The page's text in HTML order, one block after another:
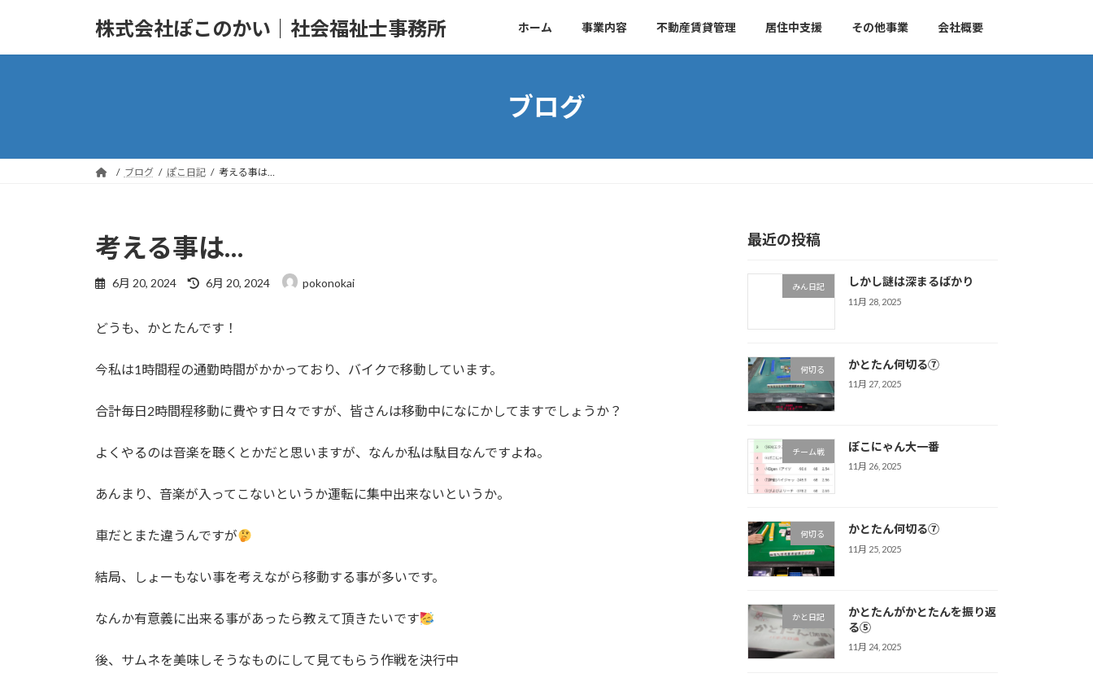
株式会社ぽこのかい｜社会福祉士事務所 ホーム 事業内容 不動産賃貸管理 居住中支援 その他事業 会社概要
ブログ
ブログ ぽこ日記 考える事は…
考える事は…
6月 20, 2024
最
新
時
:
6月 20, 2024 pokonokai
どうも、かとたんです！
今私は1時間程の通勤時間がかかっており、バイクで移動しています。
合計毎日2時間程移動に費やす日々ですが、皆さんは移動中になにかしてますでしょうか？
よくやるのは音楽を聴くとかだと思いますが、なんか私は駄目なんですよね。
あんまり、音楽が入ってこないというか運転に集中出来ないというか。
車だとまた違うんですが
結局、しょーもない事を考えながら移動する事が多いです。
なんか有意義に出来る事があったら教えて頂きたいです
後、サムネを美味しそうなものにして見てもらう作戦を決行中
最近の投稿
みん日記 しかし謎は深まるばかり
11月 28, 2025
何切る かとたん何切る⑦
11月 27, 2025
チーム戦 ぽこにゃん大一番
11月 26, 2025
何切る かとたん何切る⑦
11月 25, 2025
かと日記
かとたんがかとたんを振り返
る⑤
11月 24, 2025